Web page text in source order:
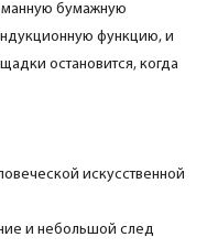
бумажную
функцию, и
остановится, когда
искусственной
и небольшой след